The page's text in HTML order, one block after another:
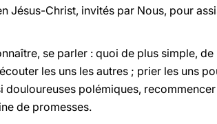
Jésus-Christ, invités par Nous, pour
se parler : quoi de plus simple,
les uns les autres ; prier les uns
polémiques, recommencer
de promesses.